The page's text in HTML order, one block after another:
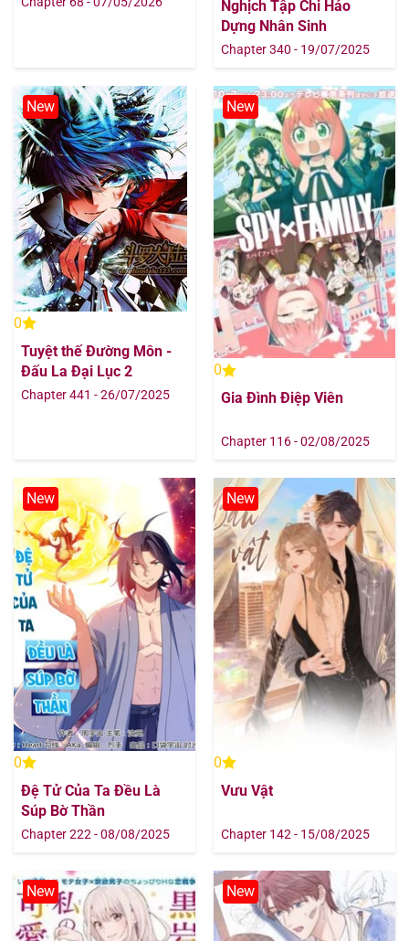
Nghịch Tập Chi Hảo
Dựng Nhân Sinh
Chapter 340 - 19/07/2025
New
0
Tuyệt thế Đường Môn -
Đấu La Đại Lục 2
Chapter 441 - 26/07/2025
New
0
Gia Đình Điệp Viên
Chapter 116 - 02/08/2025
New
0
Đệ Tử Của Ta Đều Là
Súp Bờ Thần
Chapter 222 - 08/08/2025
New
0
Vưu Vật
Chapter 142 - 15/08/2025
New New